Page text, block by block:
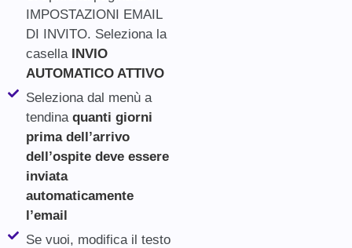
IMPOSTAZIONI EMAIL
DI INVITO. Seleziona la
casella INVIO
AUTOMATICO ATTIVO
Seleziona dal menù a
tendina quanti giorni
prima dell’arrivo
dell’ospite deve essere
inviata
automaticamente
l’email
Se vuoi, modifica il testo